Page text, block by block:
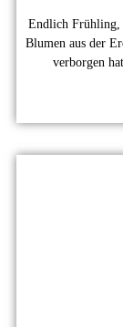
Endlich Frühling,
Blumen aus der
verborgen